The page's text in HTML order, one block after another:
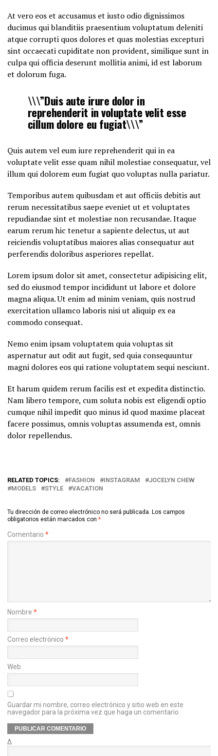
At vero eos et accusamus et iusto odio dignissimos
ducimus qui blanditiis praesentium voluptatum deleniti
atque corrupti quos dolores et quas molestias excepturi
sint occaecati cupiditate non provident, similique sunt in
culpa qui officia deserunt mollitia animi, id est laborum
et dolorum fuga.
\\\”Duis aute irure dolor in
reprehenderit in voluptate velit esse
cillum dolore eu fugiat\\\”
Quis autem vel eum iure reprehenderit qui in ea
voluptate velit esse quam nihil molestiae consequatur, vel
illum qui dolorem eum fugiat quo voluptas nulla pariatur.
Temporibus autem quibusdam et aut officiis debitis aut
rerum necessitatibus saepe eveniet ut et voluptates
repudiandae sint et molestiae non recusandae. Itaque
earum rerum hic tenetur a sapiente delectus, ut aut
reiciendis voluptatibus maiores alias consequatur aut
perferendis doloribus asperiores repellat.
Lorem ipsum dolor sit amet, consectetur adipisicing elit,
sed do eiusmod tempor incididunt ut labore et dolore
magna aliqua. Ut enim ad minim veniam, quis nostrud
exercitation ullamco laboris nisi ut aliquip ex ea
commodo consequat.
Nemo enim ipsam voluptatem quia voluptas sit
aspernatur aut odit aut fugit, sed quia consequuntur
magni dolores eos qui ratione voluptatem sequi nesciunt.
Et harum quidem rerum facilis est et expedita distinctio.
Nam libero tempore, cum soluta nobis est eligendi optio
cumque nihil impedit quo minus id quod maxime placeat
facere possimus, omnis voluptas assumenda est, omnis
dolor repellendus.
RELATED TOPICS: FASHION INSTAGRAM
JOCELYN CHEW
MODELS
STYLE VACATION
Tu dirección de correo electrónico no será publicada. Los campos
obligatorios están marcados con *
Comentario *
Nombre *
Correo electrónico *
Web
Guardar mi nombre, correo electrónico y sitio web en este
navegador para la próxima vez que haga un comentario.
Δ